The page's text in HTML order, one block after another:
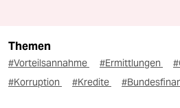
Themen
#Vorteilsannahme #Ermittlungen
#Korruption
#Kredite